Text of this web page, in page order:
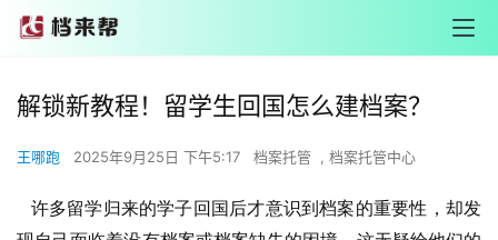
解锁新教程！留学生回国怎么建档案？
王哪跑 2025年9月25日 下午5:17 档案托管 , 档案托管中心
许多留学归来的学子回国后才意识到档案的重要性，却发